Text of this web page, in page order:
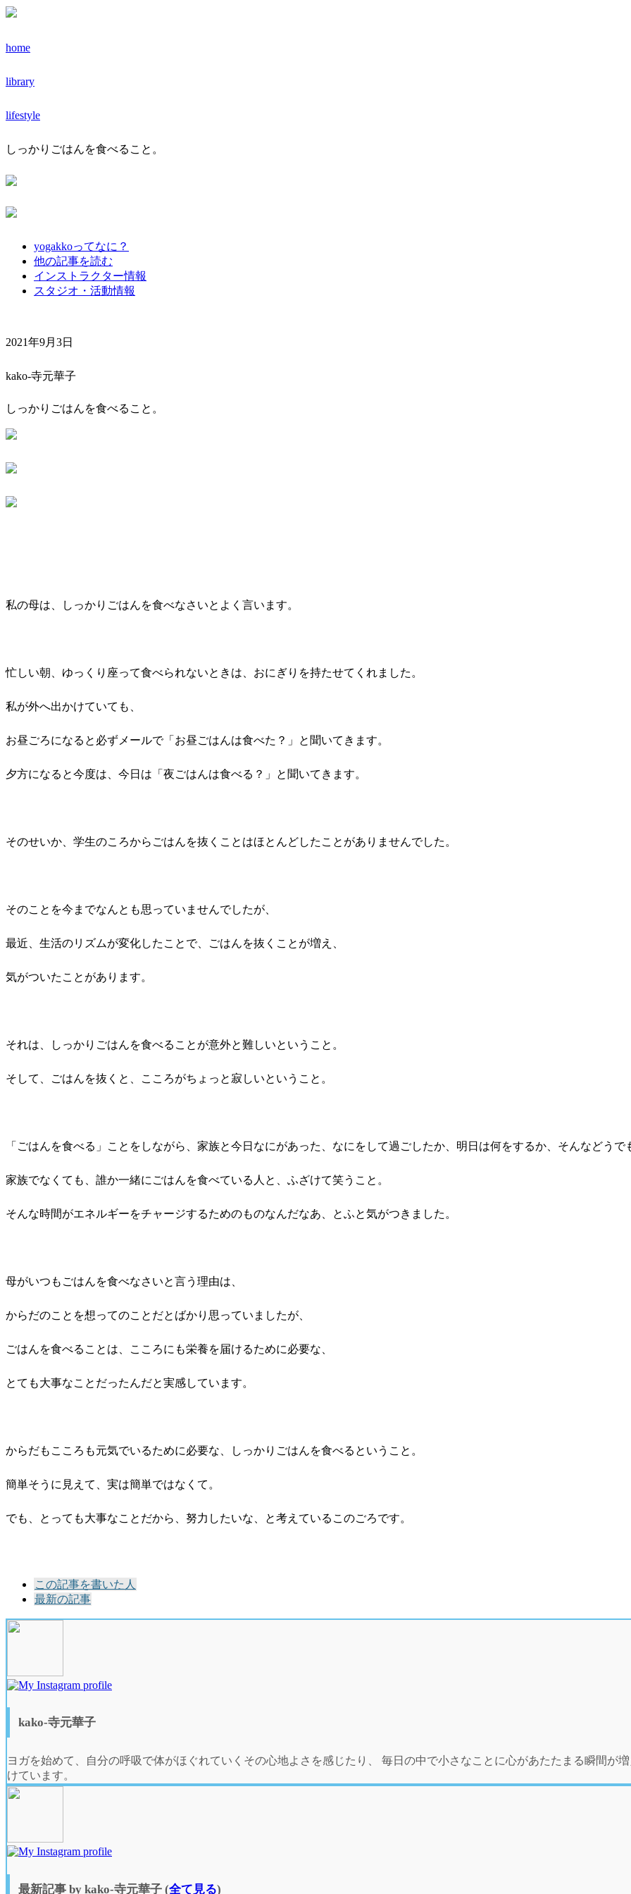
home
library
lifestyle
しっかりごはんを食べること。
yogakkoってなに？
他の記事を読む
インストラクター情報
スタジオ・活動情報
2021年9月3日
kako-寺元華子
しっかりごはんを食べること。
私の母は、しっかりごはんを食べなさいとよく言います。
忙しい朝、ゆっくり座って食べられないときは、おにぎりを持たせてくれました。
私が外へ出かけていても、
お昼ごろになると必ずメールで「お昼ごはんは食べた？」と聞いてきます。
夕方になると今度は、今日は「夜ごはんは食べる？」と聞いてきます。
そのせいか、学生のころからごはんを抜くことはほとんどしたことがありませんでした。
そのことを今までなんとも思っていませんでしたが、
最近、生活のリズムが変化したことで、ごはんを抜くことが増え、
気がついたことがあります。
それは、しっかりごはんを食べることが意外と難しいということ。
そして、ごはんを抜くと、こころがちょっと寂しいということ。
「ごはんを食べる」ことをしながら、家族と今日なにがあった、なにをして過ごしたか、明日は何をするか、そんなどうで
家族でなくても、誰か一緒にごはんを食べている人と、ふざけて笑うこと。
そんな時間がエネルギーをチャージするためのものなんだなあ、とふと気がつきました。
母がいつもごはんを食べなさいと言う理由は、
からだのことを想ってのことだとばかり思っていましたが、
ごはんを食べることは、こころにも栄養を届けるために必要な、
とても大事なことだったんだと実感しています。
からだもこころも元気でいるために必要な、しっかりごはんを食べるということ。
簡単そうに見えて、実は簡単ではなくて。
でも、とっても大事なことだから、努力したいな、と考えているこのごろです。
following
tabs
change
この記事を書いた人
最新の記事
kako-寺元華子
ヨガを始めて、自分の呼吸で体がほぐれていくその心地よさを感じたり、 毎日の中で小さなことに心があたたまる瞬間が
けています。
最新記事 by kako-寺元華子 (全て見る)